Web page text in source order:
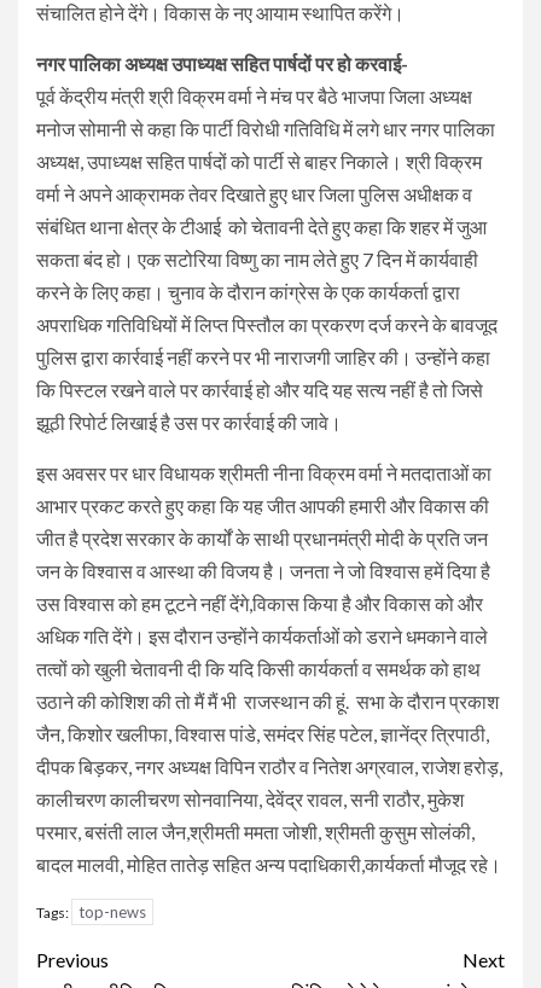
संचालित होने देंगे। विकास के नए आयाम स्थापित करेंगे।
नगर पालिका अध्यक्ष उपाध्यक्ष सहित पार्षदों पर हो करवाई-
पूर्व केंद्रीय मंत्री श्री विक्रम वर्मा ने मंच पर बैठे भाजपा जिला अध्यक्ष
मनोज सोमानी से कहा कि पार्टी विरोधी गतिविधि में लगे धार नगर पालिका
अध्यक्ष, उपाध्यक्ष सहित पार्षदों को पार्टी से बाहर निकाले। श्री विक्रम
वर्मा ने अपने आक्रामक तेवर दिखाते हुए धार जिला पुलिस अधीक्षक व
संबंधित थाना क्षेत्र के टीआई को चेतावनी देते हुए कहा कि शहर में जुआ
सकता बंद हो। एक सटोरिया विष्णु का नाम लेते हुए 7 दिन में कार्यवाही
करने के लिए कहा। चुनाव के दौरान कांग्रेस के एक कार्यकर्ता द्वारा
अपराधिक गतिविधियों में लिप्त पिस्तौल का प्रकरण दर्ज करने के बावजूद
पुलिस द्वारा कार्रवाई नहीं करने पर भी नाराजगी जाहिर की। उन्होंने कहा
कि पिस्टल रखने वाले पर कार्रवाई हो और यदि यह सत्य नहीं है तो जिसे
झूठी रिपोर्ट लिखाई है उस पर कार्रवाई की जावे।
इस अवसर पर धार विधायक श्रीमती नीना विक्रम वर्मा ने मतदाताओं का
आभार प्रकट करते हुए कहा कि यह जीत आपकी हमारी और विकास की
जीत है प्रदेश सरकार के कार्यों के साथी प्रधानमंत्री मोदी के प्रति जन
जन के विश्वास व आस्था की विजय है। जनता ने जो विश्वास हमें दिया है
उस विश्वास को हम टूटने नहीं देंगे,विकास किया है और विकास को और
अधिक गति देंगे। इस दौरान उन्होंने कार्यकर्ताओं को डराने धमकाने वाले
तत्वों को खुली चेतावनी दी कि यदि किसी कार्यकर्ता व समर्थक को हाथ
उठाने की कोशिश की तो मैं मैं भी राजस्थान की हूं. सभा के दौरान प्रकाश
जैन, किशोर खलीफा, विश्वास पांडे, समंदर सिंह पटेल, ज्ञानेंद्र त्रिपाठी,
दीपक बिड़कर, नगर अध्यक्ष विपिन राठौर व नितेश अग्रवाल, राजेश हरोड़,
कालीचरण कालीचरण सोनवानिया, देवेंद्र रावल, सनी राठौर, मुकेश
परमार, बसंती लाल जैन,श्रीमती ममता जोशी, श्रीमती कुसुम सोलंकी,
बादल मालवी, मोहित तातेड़ सहित अन्य पदाधिकारी,कार्यकर्ता मौजूद रहे।
Tags: top-news
Continue
Previous
Next